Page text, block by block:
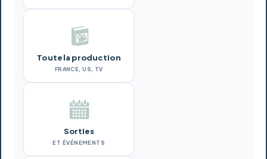
Toute la production
FRANCE, US, TV
Sorties
ET ÉVÉNEMENTS